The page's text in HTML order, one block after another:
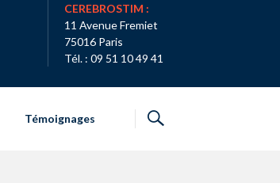
CEREBROSTIM :
11 Avenue Fremiet
75016 Paris
Tél. : 09 51 10 49 41
Témoignages